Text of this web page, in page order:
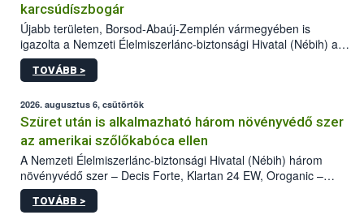
karcsúdíszbogár
Újabb területen, Borsod-Abaúj-Zemplén vármegyében is
igazolta a Nemzeti Élelmiszerlánc-biztonsági Hivatal (Nébih) a
kőrisrontó karcsúdíszbogár (Agrilus planipennis) jelenlétét. A
kártevőt nem csak színcsapdában találták meg, de már fertőzött
az intenzív felderítést, emellett az intézkedéseket a szlovák
hatósággal is összehangolják a terjedés megállítása érdekében.
TOVÁBB >
2026. augusztus 6, csütörtök
Szüret után is alkalmazható három növényvédő szer
az amerikai szőlőkabóca ellen
A Nemzeti Élelmiszerlánc-biztonsági Hivatal (Nébih) három
növényvédő szer – Decis Forte, Klartan 24 EW, Oroganic –
engedélyokiratát módosította, így azok a szüretet követően,
egészen a vesszőérettség (BBCH 91) stádiumáig
TOVÁBB >